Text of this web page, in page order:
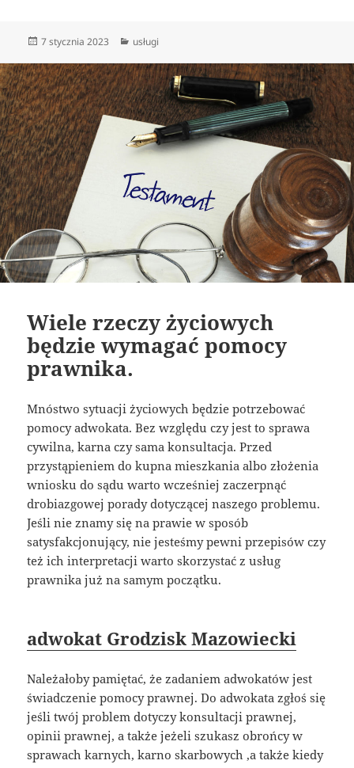
Data
7 stycznia 2023 Kategorie
usługi
Wiele rzeczy życiowych
będzie wymagać pomocy
prawnika.
Mnóstwo sytuacji życiowych będzie potrzebować
pomocy adwokata. Bez względu czy jest to sprawa
cywilna, karna czy sama konsultacja. Przed
przystąpieniem do kupna mieszkania albo złożenia
wniosku do sądu warto wcześniej zaczerpnąć
drobiazgowej porady dotyczącej naszego problemu.
Jeśli nie znamy się na prawie w sposób
satysfakcjonujący, nie jesteśmy pewni przepisów czy
też ich interpretacji warto skorzystać z usług
prawnika już na samym początku.
adwokat Grodzisk Mazowiecki
Należałoby pamiętać, że zadaniem adwokatów jest
świadczenie pomocy prawnej. Do adwokata zgłoś się
jeśli twój problem dotyczy konsultacji prawnej,
opinii prawnej, a także jeżeli szukasz obrońcy w
sprawach karnych, karno skarbowych ,a także kiedy